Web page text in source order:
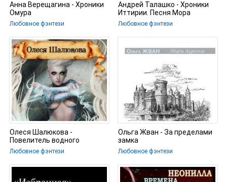
Анна Верещагина - Хроники
Омура
Любовное фэнтези
Андрей Талашко - Хроники
Иттирии. Песня Мора
Любовное фэнтези
Олеся Шалюкова -
Повелитель водного
дракона
Любовное фэнтези
Ольга Жван - За пределами
замка
Любовное фэнтези